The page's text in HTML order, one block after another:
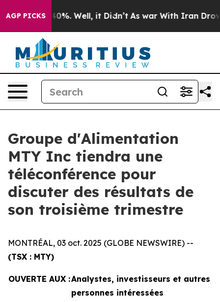
AGP PICKS
Around 40%. Well, it Didn’t As war With Iran Drove
Groupe d'Alimentation
MTY Inc tiendra une
téléconférence pour
discuter des résultats de
son troisième trimestre
MONTRÉAL, 03 oct. 2025 (GLOBE NEWSWIRE) --
(TSX : MTY)
OUVERTE AUX :Analystes, investisseurs et autres
personnes intéressées